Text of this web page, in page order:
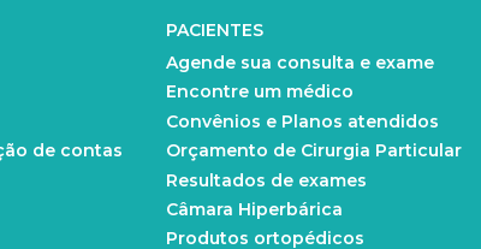
de contas
PACIENTES
Agende sua consulta e exame
Encontre um médico
Convênios e Planos atendidos
Orçamento de Cirurgia Particular
Resultados de exames
Câmara Hiperbárica
Produtos ortopédicos